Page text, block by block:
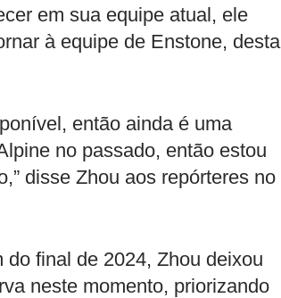
em sua equipe atual, ele
à equipe de Enstone, desta
então ainda é uma
no passado, então estou
disse Zhou aos repórteres no
final de 2024, Zhou deixou
neste momento, priorizando